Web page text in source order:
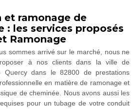
et ramonage de
: les services proposés
Ramonage
sommes arrivé sur le marché, nous ne
à nos clients dans la ville de
Quercy dans le 82800 de prestations
en matière de ramonage et
de cheminée. Nous avons aussi les
pour un tubage de votre conduit